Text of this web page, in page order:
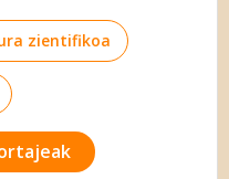
zientifikoa